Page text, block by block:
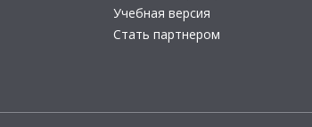
Учебная версия
Стать партнером